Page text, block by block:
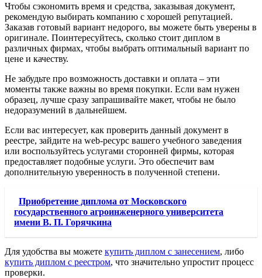
Чтобы сэкономить время и средства, заказывая документ,
рекомендую выбирать компанию с хорошей репутацией.
Заказав готовый вариант недорого, вы можете быть уверены в
оригинале. Поинтересуйтесь, сколько стоит диплом в
различных фирмах, чтобы выбрать оптимальный вариант по
цене и качеству.
Не забудьте про возможность доставки и оплата – эти
моменты также важны во время покупки. Если вам нужен
образец, лучше сразу запрашивайте макет, чтобы не было
недоразумений в дальнейшем.
Если вас интересует, как проверить данный документ в
реестре, зайдите на web-ресурс вашего учебного заведения
или воспользуйтесь услугами сторонней фирмы, которая
предоставляет подобные услуги. Это обеспечит вам
дополнительную уверенность в полученной степени.
Приобретение диплома от Московского
государственного агроинженерного университета
имени В. П. Горячкина
Для удобства вы можете купить диплом с занесением, либо
купить диплом с реестром, что значительно упростит процесс
проверки.